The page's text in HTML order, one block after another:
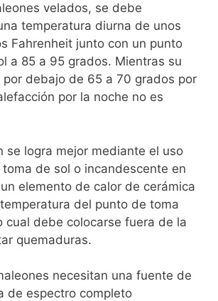
velados, se debe
temperatura diurna de unos
Fahrenheit junto con un punto
a 85 a 95 grados. Mientras su
por debajo de 65 a 70 grados por
por la noche no es
se logra mejor mediante el uso
de sol o incandescente en
elemento de calor de cerámica
del punto de toma
cual debe colocarse fuera de la
quemaduras.
necesitan una fuente de
de espectro completo